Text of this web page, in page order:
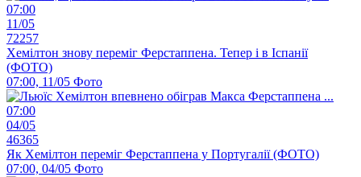
07:00
11/05
72257
Хемілтон знову переміг Ферстаппена. Тепер і в Іспанії
(ФОТО)
07:00, 11/05 Фото
07:00
04/05
46365
Як Хемілтон переміг Ферстаппена у Португалії (ФОТО)
07:00, 04/05 Фото